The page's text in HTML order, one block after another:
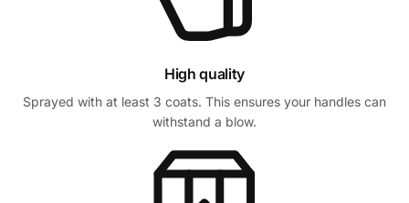
High quality
Sprayed with at least 3 coats. This ensures your handles can
withstand a blow.